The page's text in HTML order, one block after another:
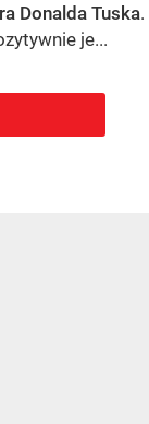
Donalda Tuska.
je...